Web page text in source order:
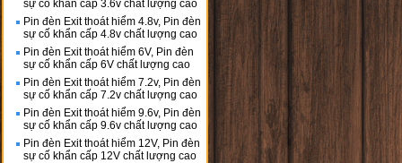
sự cố khẩn cấp 3.6v chất lượng cao
Pin đèn Exit thoát hiểm 4.8v, Pin đèn
sự cố khẩn cấp 4.8v chất lượng cao
Pin đèn Exit thoát hiểm 6V, Pin đèn
sự cố khẩn cấp 6V chất lượng cao
Pin đèn Exit thoát hiểm 7.2v, Pin đèn
sự cố khẩn cấp 7.2v chất lượng cao
Pin đèn Exit thoát hiểm 9.6v, Pin đèn
sự cố khẩn cấp 9.6v chất lượng cao
Pin đèn Exit thoát hiểm 12V, Pin đèn
sự cố khẩn cấp 12V chất lượng cao